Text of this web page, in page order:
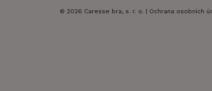
© 2026 Caresse bra, s. r. o. | Ochrana osobních